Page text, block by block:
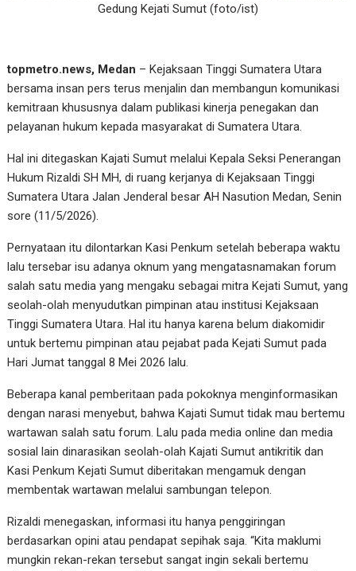
Gedung Kejati Sumut (foto/ist)
topmetro.news, Medan – Kejaksaan Tinggi Sumatera Utara
bersama insan pers terus menjalin dan membangun komunikasi
kemitraan khususnya dalam publikasi kinerja penegakan dan
pelayanan hukum kepada masyarakat di Sumatera Utara.
Hal ini ditegaskan Kajati Sumut melalui Kepala Seksi Penerangan
Hukum Rizaldi SH MH, di ruang kerjanya di Kejaksaan Tinggi
Sumatera Utara Jalan Jenderal besar AH Nasution Medan, Senin
sore (11/5/2026).
Pernyataan itu dilontarkan Kasi Penkum setelah beberapa waktu
lalu tersebar isu adanya oknum yang mengatasnamakan forum
salah satu media yang mengaku sebagai mitra Kejati Sumut, yang
seolah-olah menyudutkan pimpinan atau institusi Kejaksaan
Tinggi Sumatera Utara. Hal itu hanya karena belum diakomidir
untuk bertemu pimpinan atau pejabat pada Kejati Sumut pada
Hari Jumat tanggal 8 Mei 2026 lalu.
Beberapa kanal pemberitaan pada pokoknya menginformasikan
dengan narasi menyebut, bahwa Kajati Sumut tidak mau bertemu
wartawan salah satu forum. Lalu pada media online dan media
sosial lain dinarasikan seolah-olah Kajati Sumut antikritik dan
Kasi Penkum Kejati Sumut diberitakan mengamuk dengan
membentak wartawan melalui sambungan telepon.
Rizaldi menegaskan, informasi itu hanya penggiringan
berdasarkan opini atau pendapat sepihak saja. “Kita maklumi
mungkin rekan-rekan tersebut sangat ingin sekali bertemu